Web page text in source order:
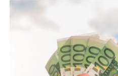
lume ca volum, își continuă
tranzacționare...